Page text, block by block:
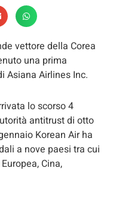
vettore della Corea
una prima
Asiana Airlines Inc.
lo scorso 4
antitrust di otto
Korean Air ha
a nove paesi tra cui
Cina,